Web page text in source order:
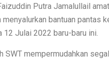
Putra Jamalullail
bantuan pantas
12 Julai 2022 baru-baru ini.
SWT mempermudahkan